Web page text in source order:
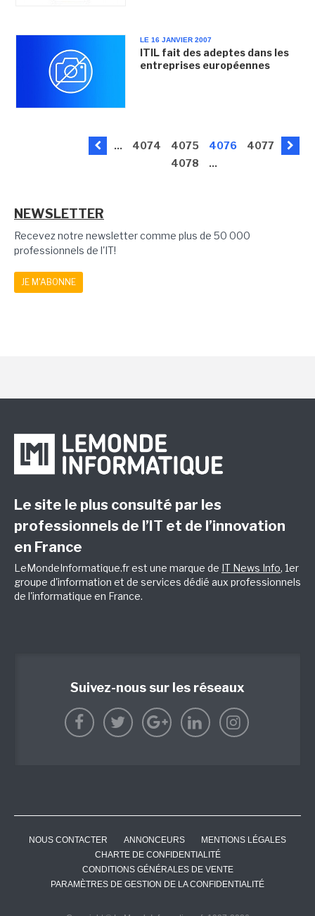
LE 16 JANVIER 2007
ITIL fait des adeptes dans les
entreprises européennes
... 4074 4075 4076
4077
4078
...
NEWSLETTER
Recevez notre newsletter comme plus de 50 000
professionnels de l'IT!
JE M'ABONNE
Le site le plus consulté par les
professionnels de l’IT et de l’innovation
en France
LeMondeInformatique.fr est une marque de IT News Info, 1er
groupe d'information et de services dédié aux professionnels
de l'informatique en France.
Suivez-nous sur les réseaux
NOUS CONTACTER ANNONCEURS
MENTIONS LÉGALES
CHARTE DE CONFIDENTIALITÉ
CONDITIONS GÉNÉRALES DE VENTE
PARAMÈTRES DE GESTION DE LA CONFIDENTIALITÉ